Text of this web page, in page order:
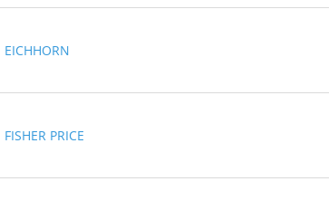
EICHHORN
FISHER PRICE